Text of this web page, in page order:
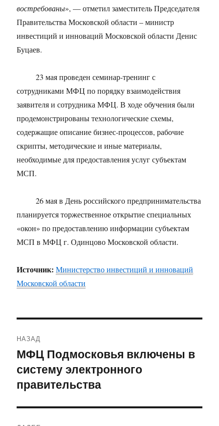
востребованы», — отметил заместитель Председателя
Правительства Московской области – министр
инвестиций и инноваций Московской области Денис
Буцаев.
23 мая проведен семинар-тренинг с
сотрудниками МФЦ по порядку взаимодействия
заявителя и сотрудника МФЦ. В ходе обучения были
продемонстрированы технологические схемы,
содержащие описание бизнес-процессов, рабочие
скрипты,методические и иные материалы,
необходимые для предоставления услуг субъектам
МСП.
26 мая в День российского предпринимательства
планируется торжественное открытие специальных
«окон» по предоставлению информации субъектам
МСП в МФЦ г. Одинцово Московской области.
Источник: Министерство инвестиций и инноваций
Московской области
по
записям
НАЗАД
Предыдущая
запись:
МФЦ Подмосковья включены в
систему электронного
правительства